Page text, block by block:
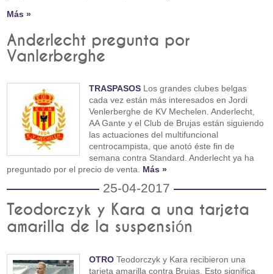
Más »
Anderlecht pregunta por
Vanlerberghe
TRASPASOS Los grandes clubes belgas
cada vez están más interesados en Jordi
Venlerberghe de KV Mechelen. Anderlecht,
AA Gante y el Club de Brujas están siguiendo
las actuaciones del multifuncional
centrocampista, que anotó éste fin de
semana contra Standard. Anderlecht ya ha
preguntado por el precio de venta. Más »
25-04-2017
Teodorczyk y Kara a una tarjeta
amarilla de la suspensión
OTRO Teodorczyk y Kara recibieron una
tarjeta amarilla contra Brujas. Esto significa